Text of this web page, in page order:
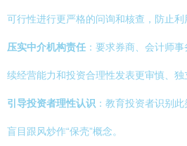
可行性进行更严格的问询和核查，防止利
压实中介机构责任 ：要求券商、会计师
续经营能力和投资合理性发表更审慎、独
引导投资者理性认识 ：教育投资者识别
盲目跟风炒作“保壳”概念。